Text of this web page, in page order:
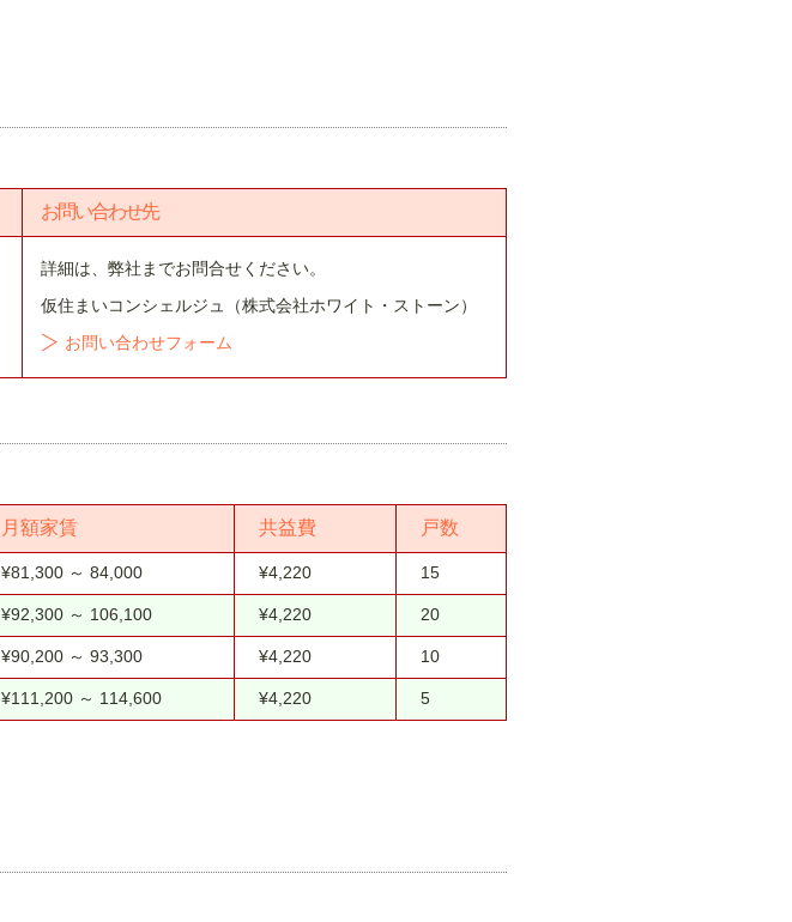
お問い合わせ先
詳細は、弊社までお問合せください。
仮住まいコンシェルジュ（株式会社ホワイト・ストーン）
お問い合わせフォーム
月額家賃 共益費 戸数
¥81,300 ～ 84,000 ¥4,220 15
¥92,300 ～ 106,100 ¥4,220 20
¥90,200 ～ 93,300 ¥4,220 10
¥111,200 ～ 114,600 ¥4,220 5